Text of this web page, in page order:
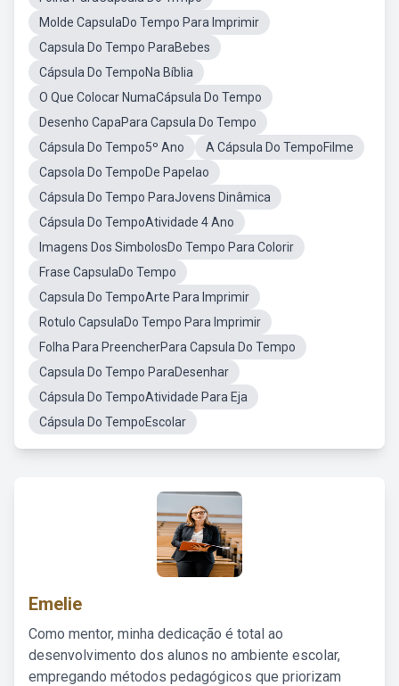
Molde CapsulaDo Tempo Para Imprimir
Capsula Do Tempo ParaBebes
Cápsula Do TempoNa Bíblia
O Que Colocar NumaCápsula Do Tempo
Desenho CapaPara Capsula Do Tempo
Cápsula Do Tempo5º Ano
A Cápsula Do TempoFilme
Capsola Do TempoDe Papelao
Cápsula Do Tempo ParaJovens Dinâmica
Cápsula Do TempoAtividade 4 Ano
Imagens Dos SimbolosDo Tempo Para Colorir
Frase CapsulaDo Tempo
Capsula Do TempoArte Para Imprimir
Rotulo CapsulaDo Tempo Para Imprimir
Folha Para PreencherPara Capsula Do Tempo
Capsula Do Tempo ParaDesenhar
Cápsula Do TempoAtividade Para Eja
Cápsula Do TempoEscolar
Emelie
Como mentor, minha dedicação é total ao
desenvolvimento dos alunos no ambiente escolar,
empregando métodos pedagógicos que priorizam